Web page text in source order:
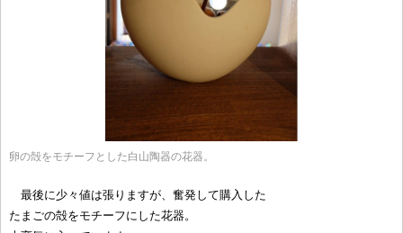
卵の殻をモチーフとした白山陶器の花器。
最後に少々値は張りますが、奮発して購入した
たまごの殻をモチーフにした花器。